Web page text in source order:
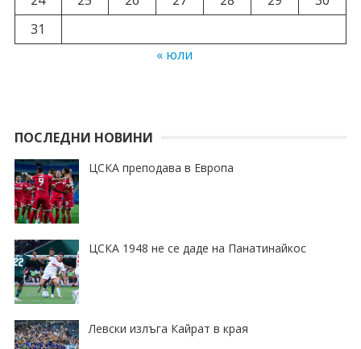
31
« юли
ПОСЛЕДНИ НОВИНИ
ЦСКА преподава в Европа
ЦСКА 1948 не се даде на Панатинайкос
Левски излъга Кайрат в края